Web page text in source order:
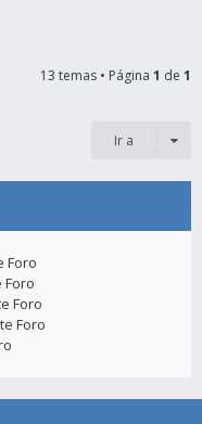
13 temas • Página 1 de 1
Ir a
Foro
Foro
Foro